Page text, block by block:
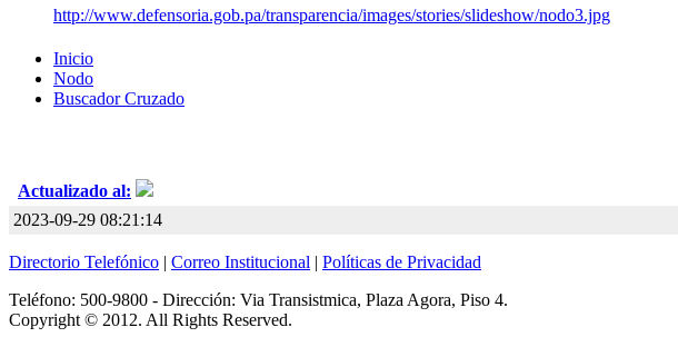
http://www.defensoria.gob.pa/transparencia/images/stories/slideshow/nodo3.jpg
Inicio
Nodo
Buscador Cruzado
Actualizado al:
2023-09-29 08:21:14
Directorio Telefónico | Correo Institucional | Políticas de Privacidad
Teléfono: 500-9800 - Dirección: Via Transistmica, Plaza Agora, Piso 4.
Copyright © 2012. All Rights Reserved.